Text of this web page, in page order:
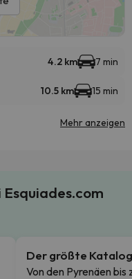
4.2 km 7 min
10.5 km 15 min
Mehr anzeigen
Esquiades.com
Der größte Katalog
Von den Pyrenäen bis